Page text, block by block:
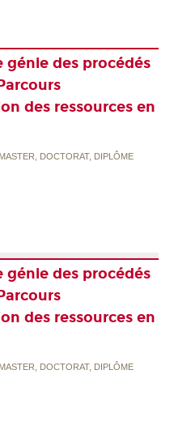
génie des procédés
des ressources en
DOCTORAT, DIPLÔME
génie des procédés
des ressources en
DOCTORAT, DIPLÔME